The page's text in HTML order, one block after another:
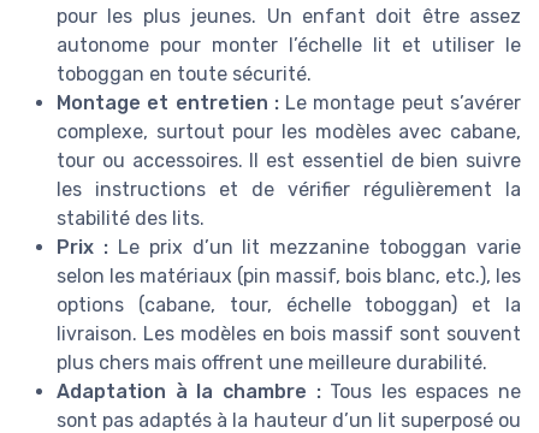
pour les plus jeunes. Un enfant doit être assez
autonome pour monter l’échelle lit et utiliser le
toboggan en toute sécurité.
Montage et entretien :Le montage peut s’avérer
complexe, surtout pour les modèles avec cabane,
tour ou accessoires. Il est essentiel de bien suivre
les instructions et de vérifier régulièrement la
stabilité des lits.
Prix :Le prix d’un lit mezzanine toboggan varie
selon les matériaux (pin massif, bois blanc, etc.), les
options (cabane, tour, échelle toboggan) et la
livraison. Les modèles en bois massif sont souvent
plus chers mais offrent une meilleure durabilité.
Adaptation à la chambre :Tous les espaces ne
sont pas adaptés à la hauteur d’un lit superposé ou